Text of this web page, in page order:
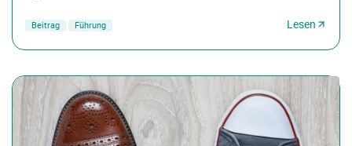
Beitrag Führung Lesen